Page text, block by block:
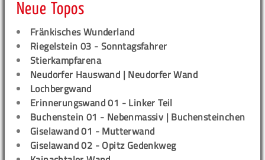
Neue Topos
Fränkisches Wunderland
Riegelstein 03 - Sonntagsfahrer
Stierkampfarena
Neudorfer Hauswand | Neudorfer Wand
Lochbergwand
Erinnerungswand 01 - Linker Teil
Buchenstein 01 - Nebenmassiv | Buchensteinchen
Giselawand 01 - Mutterwand
Giselawand 02 - Opitz Gedenkweg